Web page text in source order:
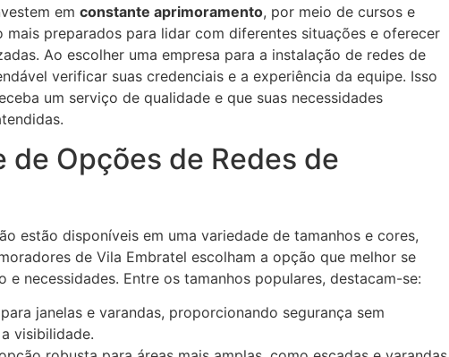
em constante aprimoramento, por meio de cursos e
mais preparados para lidar com diferentes situações e oferecer
Ao escolher uma empresa para a instalação de redes de
verificar suas credenciais e a experiência da equipe. Isso
um serviço de qualidade e que suas necessidades
de Opções de Redes de
estão disponíveis em uma variedade de tamanhos e cores,
de Vila Embratel escolham a opção que melhor se
e necessidades. Entre os tamanhos populares, destacam-se:
janelas e varandas, proporcionando segurança sem
visibilidade.